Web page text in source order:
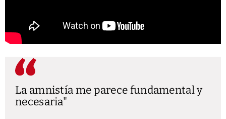
La amnistía me parece fundamental y
necesaria